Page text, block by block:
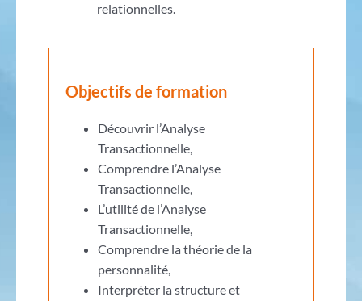
relationnelles.
Objectifs de formation
Découvrir l’Analyse
Transactionnelle,
Comprendre l’Analyse
Transactionnelle,
L’utilité de l’Analyse
Transactionnelle,
Comprendre la théorie de la
personnalité,
Interpréter la structure et